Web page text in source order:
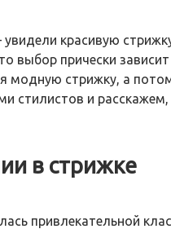
красивую
выбор прически
модную стрижку, а
стилистов и
в стрижке
привлекательной